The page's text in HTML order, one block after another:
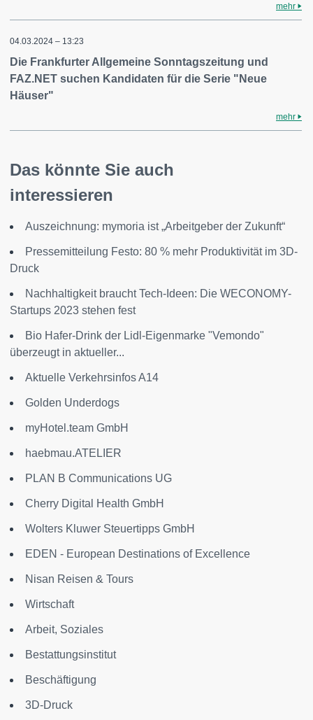
mehr
04.03.2024 – 13:23
Die Frankfurter Allgemeine Sonntagszeitung und
FAZ.NET suchen Kandidaten für die Serie "Neue
Häuser"
mehr
Das könnte Sie auch
interessieren
Auszeichnung: mymoria ist „Arbeitgeber der Zukunft“
Pressemitteilung Festo: 80 % mehr Produktivität im 3D-
Druck
Nachhaltigkeit braucht Tech-Ideen: Die WECONOMY-
Startups 2023 stehen fest
Bio Hafer-Drink der Lidl-Eigenmarke "Vemondo"
überzeugt in aktueller...
Aktuelle Verkehrsinfos A14
Golden Underdogs
myHotel.team GmbH
haebmau.ATELIER
PLAN B Communications UG
Cherry Digital Health GmbH
Wolters Kluwer Steuertipps GmbH
EDEN - European Destinations of Excellence
Nisan Reisen & Tours
Wirtschaft
Arbeit, Soziales
Bestattungsinstitut
Beschäftigung
3D-Druck